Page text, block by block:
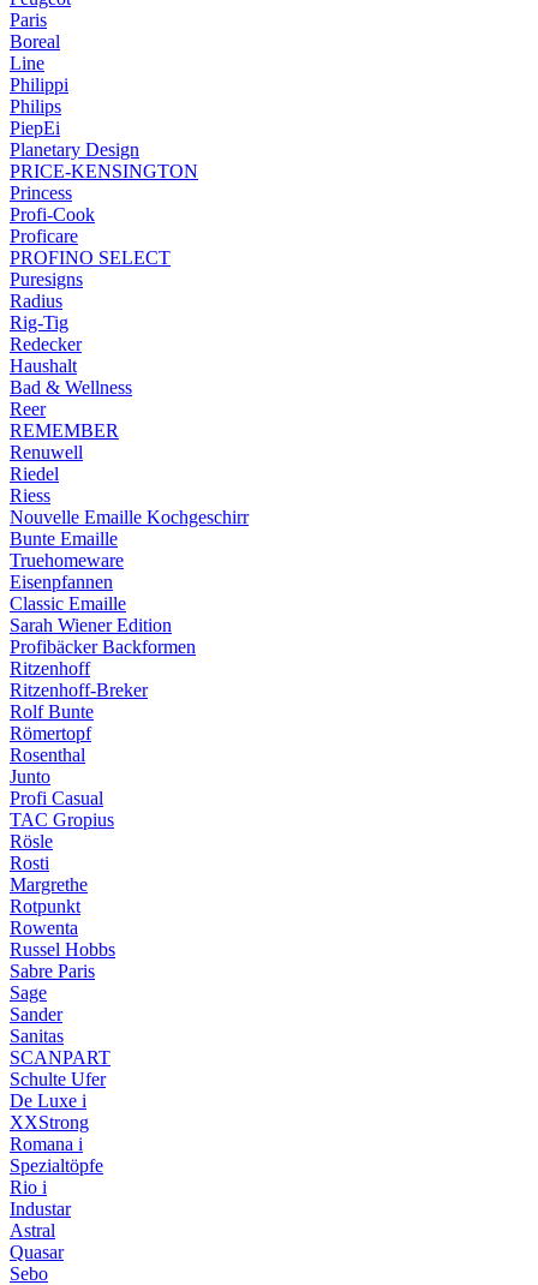
Paris
Boreal
Line
Philippi
Philips
PiepEi
Planetary Design
PRICE-KENSINGTON
Princess
Profi-Cook
Proficare
PROFINO SELECT
Puresigns
Radius
Rig-Tig
Redecker
Haushalt
Bad & Wellness
Reer
REMEMBER
Renuwell
Riedel
Riess
Nouvelle Emaille Kochgeschirr
Bunte Emaille
Truehomeware
Eisenpfannen
Classic Emaille
Sarah Wiener Edition
Profibäcker Backformen
Ritzenhoff
Ritzenhoff-Breker
Rolf Bunte
Römertopf
Rosenthal
Junto
Profi Casual
TAC Gropius
Rösle
Rosti
Margrethe
Rotpunkt
Rowenta
Russel Hobbs
Sabre Paris
Sage
Sander
Sanitas
SCANPART
Schulte Ufer
De Luxe i
XXStrong
Romana i
Spezialtöpfe
Rio i
Industar
Astral
Quasar
Sebo